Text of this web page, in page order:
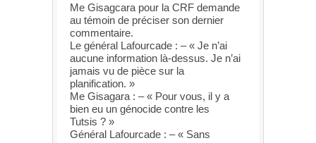
Me Gisagcara pour la CRF demande
au témoin de préciser son dernier
commentaire.
Le général Lafourcade : – « Je n’ai
aucune information là-dessus. Je n’ai
jamais vu de pièce sur la
planification. »
Me Gisagara : – « Pour vous, il y a
bien eu un génocide contre les
Tutsis ? »
Général Lafourcade : – « Sans